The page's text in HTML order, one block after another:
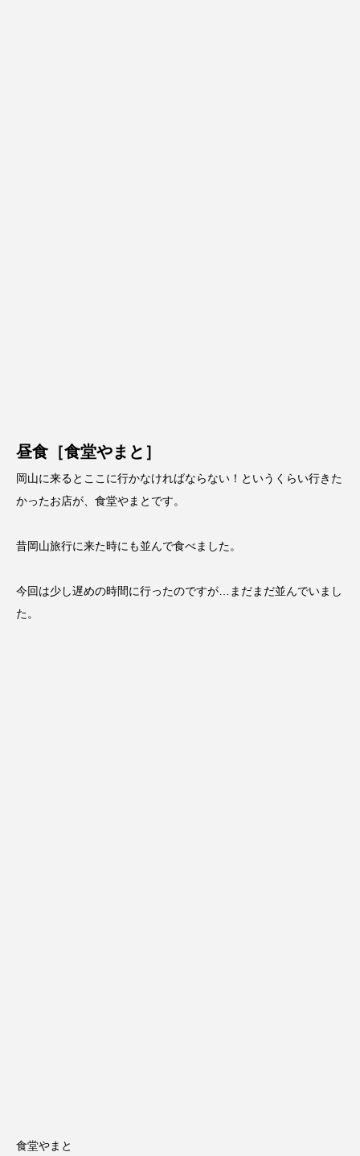
昼食［食堂やまと］
岡山に来るとここに行かなければならない！というくらい行きた
かったお店が、食堂やまとです。
昔岡山旅行に来た時にも並んで食べました。
今回は少し遅めの時間に行ったのですが…まだまだ並んでいまし
た。
食堂やまと